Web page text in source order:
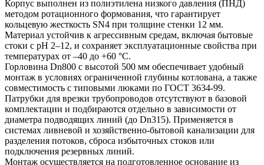
Корпус выполнен из полиэтилена низкого давления (ПНД)
методом ротационного формования, что гарантирует
кольцевую жесткость SN4 при толщине стенки 12 мм.
Материал устойчив к агрессивным средам, включая бытовые
стоки с pH 2–12, и сохраняет эксплуатационные свойства при
температурах от –40 до +60 °C.
Горловина Dn800 с высотой 500 мм обеспечивает удобный
монтаж в условиях ограниченной глубины котлована, а также
совместимость с типовыми люками по ГОСТ 3634-99.
Патрубки для врезки трубопроводов отсутствуют в базовой
комплектации и подбираются отдельно в зависимости от
диаметра подводящих линий (до Dn315). Применяется в
системах ливневой и хозяйственно-бытовой канализации для
разделения потоков, сброса избыточных стоков или
подключения резервных линий.
Монтаж осуществляется на подготовленное основание из